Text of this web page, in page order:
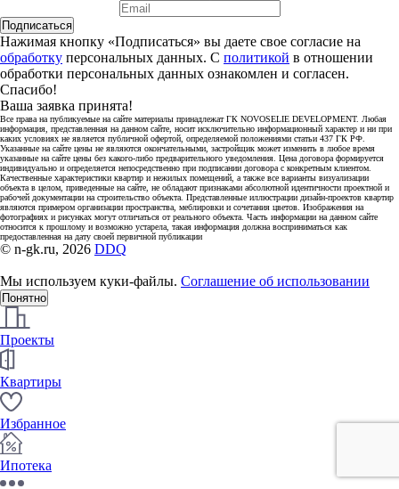
Подписаться
Нажимая кнопку «Подписаться» вы даете свое согласие на
обработку персональных данных. С политикой в отношении
обработки персональных данных ознакомлен и согласен.
Спасибо!
Ваша заявка принята!
Все права на публикуемые на сайте материалы принадлежат ГК NOVOSELIE DEVELOPMENT. Любая
информация, представленная на данном сайте, носит исключительно информационный характер и ни при
каких условиях не является публичной офертой, определяемой положениями статьи 437 ГК РФ.
Указанные на сайте цены не являются окончательными, застройщик может изменить в любое время
указанные на сайте цены без какого-либо предварительного уведомления. Цена договора формируется
индивидуально и определяется непосредственно при подписании договора с конкретным клиентом.
Качественные характеристики квартир и нежилых помещений, а также все варианты визуализации
объекта в целом, приведенные на сайте, не обладают признаками абсолютной идентичности проектной и
рабочей документации на строительство объекта. Представленные иллюстрации дизайн-проектов квартир
являются примером организации пространства, меблировки и сочетания цветов. Изображения на
фотографиях и рисунках могут отличаться от реального объекта. Часть информации на данном сайте
относится к прошлому и возможно устарела, такая информация должна восприниматься как
предоставленная на дату своей первичной публикации
© n-gk.ru, 2026 DDQ
Мы используем куки-файлы. Соглашение об использовании
Понятно
Проекты
Квартиры
Избранное
Ипотека